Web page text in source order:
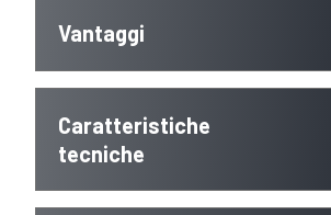
Vantaggi
Caratteristiche
tecniche